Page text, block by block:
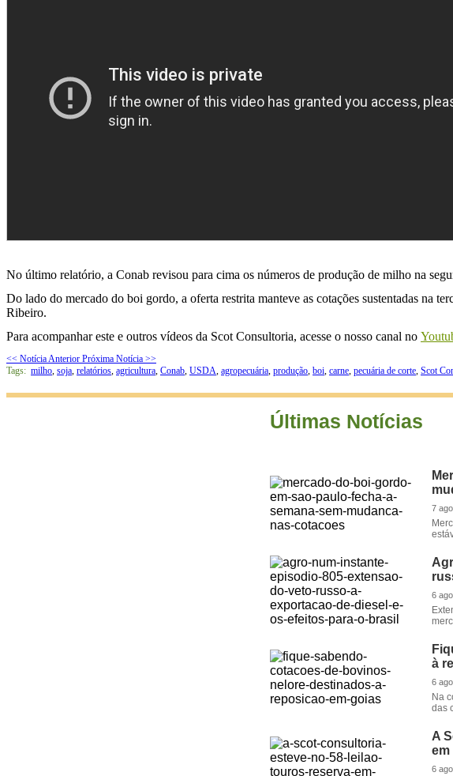
No último relatório, a Conab revisou para cima os números de produção de milho na
Do lado do mercado do boi gordo, a oferta restrita manteve as cotações sustentadas na
Ribeiro.
Para acompanhar este e outros vídeos da Scot Consultoria, acesse o nosso canal no
<< Notícia Anterior Próxima Notícia >>
Tags: milho, soja, relatórios, agricultura, Conab, USDA, agropecuária, produção, boi, carne, pecuária de corte, Scot
Últimas Notícias
7
6
à
6
Na
das
A
em
6